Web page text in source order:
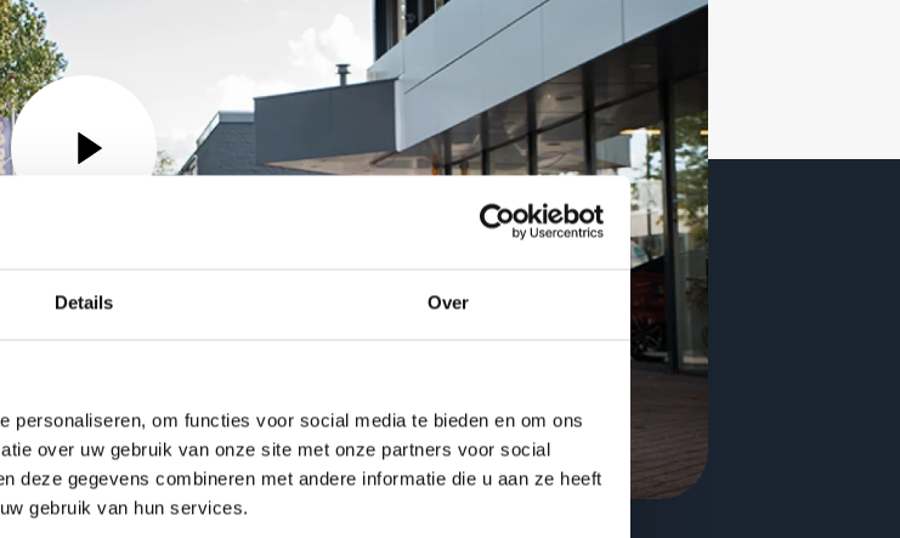
Details Over
personaliseren, om functies voor social media te bieden en om ons
over uw gebruik van onze site met onze partners voor social
deze gegevens combineren met andere informatie die u aan ze heeft
gebruik van hun services.